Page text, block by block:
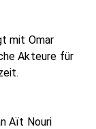
mit Omar
Akteure für
Aït Nouri